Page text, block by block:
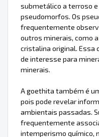
submetálico a terroso
pseudomorfos. Os
frequentemente
outros minerais, como a
cristalina original. Essa
de interesse para
minerais.
A goethita também é
pois pode revelar
ambientais passadas.
frequentemente
intemperismo químico,